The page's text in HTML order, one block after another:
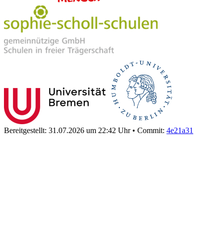
Bereitgestellt: 31.07.2026 um 22:42 Uhr • Commit: 4e21a31